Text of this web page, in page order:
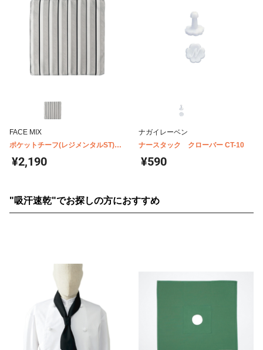
FACE MIX
ポケットチーフ(レジメンタルST)
FA9455
¥2,190
ナガイレーベン
ナースタック クローバー CT-10
¥590
"吸汗速乾"でお探しの方におすすめ